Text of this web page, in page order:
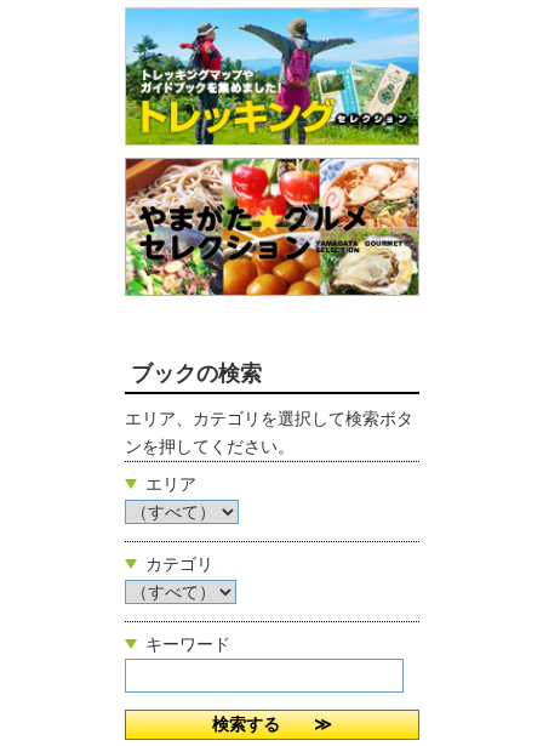
ブックの検索
エリア、カテゴリを選択して検索ボタ
ンを押してください。
エリア
カテゴリ
キーワード